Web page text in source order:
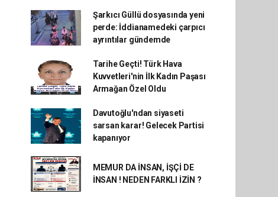
Şarkıcı Güllü dosyasında yeni
perde: İddianamedeki çarpıcı
ayrıntılar gündemde
Tarihe Geçti! Türk Hava
Kuvvetleri'nin İlk Kadın Paşası
Armağan Özel Oldu
Davutoğlu'ndan siyaseti
sarsan karar! Gelecek Partisi
kapanıyor
MEMUR DA İNSAN, İŞÇİ DE
İNSAN ! NEDEN FARKLI İZİN ?